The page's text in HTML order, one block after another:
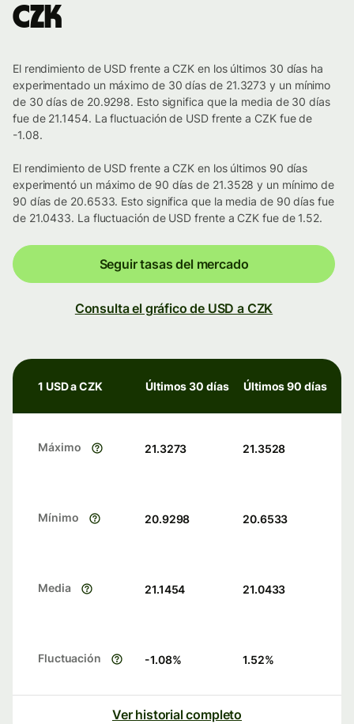
CZK
El rendimiento de USD frente a CZK en los últimos 30 días ha
experimentado un máximo de 30 días de 21.3273 y un mínimo
de 30 días de 20.9298. Esto significa que la media de 30 días
fue de 21.1454. La fluctuación de USD frente a CZK fue de
-1.08.
El rendimiento de USD frente a CZK en los últimos 90 días
experimentó un máximo de 90 días de 21.3528 y un mínimo de
90 días de 20.6533. Esto significa que la media de 90 días fue
de 21.0433. La fluctuación de USD frente a CZK fue de 1.52.
Seguir tasas del mercado
Consulta el gráfico de USD a CZK
1 USD a CZK Últimos 30 días Últimos 90 días
Máximo 21.3273 21.3528
Mínimo 20.9298 20.6533
Media 21.1454 21.0433
Fluctuación -1.08% 1.52%
Ver historial completo